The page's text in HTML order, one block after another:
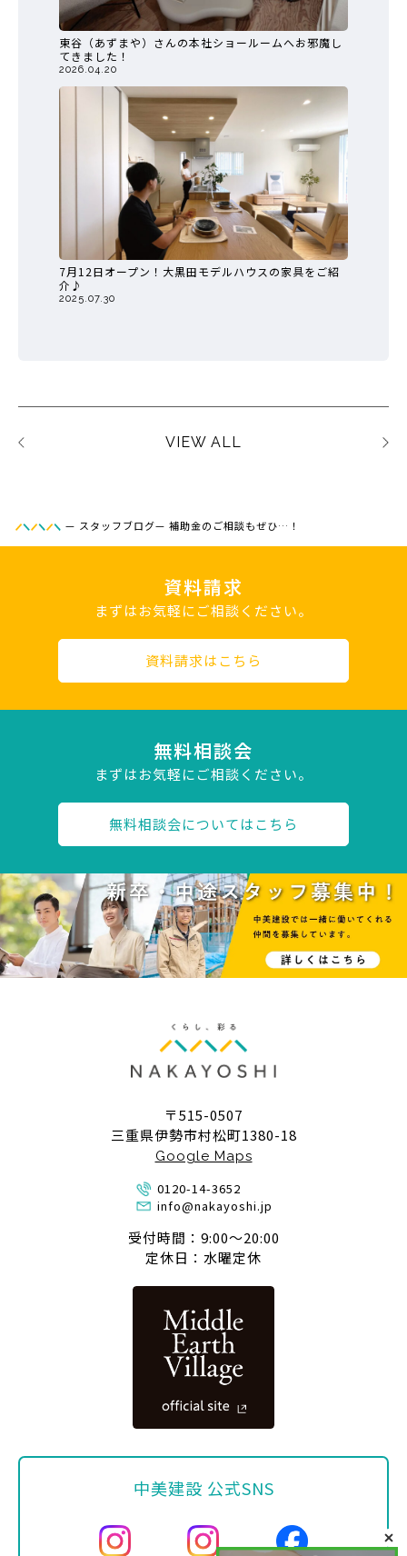
東谷（あずまや）さんの本社ショールームへお邪魔し
てきました！
2026.04.20
7月12日オープン！大黒田モデルハウスの家具をご紹
介♪
2025.07.30
VIEW ALL
— スタッフブログ— 補助金のご相談もぜひ…！
資料請求
まずはお気軽にご相談ください。
資料請求はこちら
無料相談会
まずはお気軽にご相談ください。
無料相談会についてはこちら
〒515-0507
三重県伊勢市村松町1380-18
Google Maps
0120-14-3652
info@nakayoshi.jp
受付時間：9:00〜20:00
定休日：水曜定休
中美建設 公式SNS